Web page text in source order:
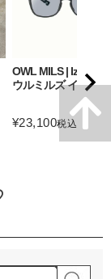
OWL MILS | Izanagi
ウルミルズ イザナギ
¥23,100税込